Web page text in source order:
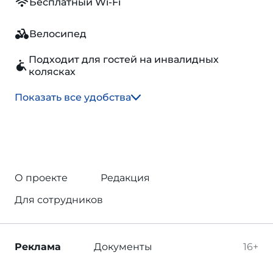
Велосипед
Подходит для гостей на инвалидных
колясках
Показать все удобства
О проекте
Редакция
Для сотрудников
16+
Реклама Документы